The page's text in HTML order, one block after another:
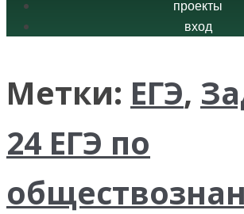
проекты
вход
Метки: ЕГЭ,
24 ЕГЭ по